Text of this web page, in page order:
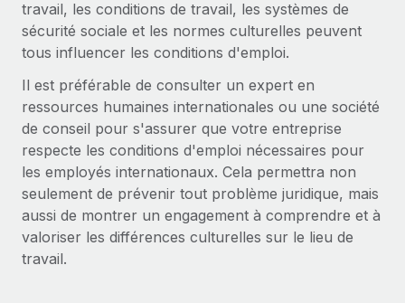
Phiture, un leader notable du conseil en matière de
croissance mobile internationale, encourage les...
En savoir plus
travail, les conditions de travail, les systèmes de
sécurité sociale et les normes culturelles peuvent
tous influencer les conditions d'emploi.
Il est préférable de consulter un expert en
ressources humaines internationales ou une société
de conseil pour s'assurer que votre entreprise
respecte les conditions d'emploi nécessaires pour
les employés internationaux. Cela permettra non
seulement de prévenir tout problème juridique, mais
aussi de montrer un engagement à comprendre et à
valoriser les différences culturelles sur le lieu de
travail.